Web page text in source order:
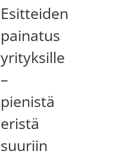
Esitteiden
painatus
yrityksille
–
pienistä
eristä
suuriin